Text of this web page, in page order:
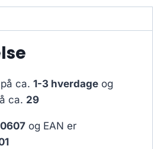
ca. 1-3 hverdage og
ca. 29
og EAN er